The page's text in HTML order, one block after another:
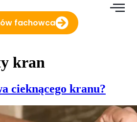
fachowca
kran
cieknącego kranu?